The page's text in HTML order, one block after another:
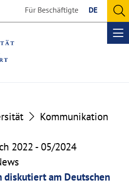
Für Beschäftigte DE
Kommunikation
2022 - 05/2024
diskutiert am Deutschen